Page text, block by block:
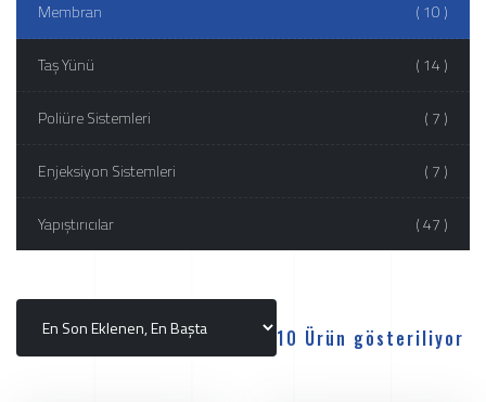
Membran ( 10 )
Taş Yünü ( 14 )
Poliüre Sistemleri ( 7 )
Enjeksiyon Sistemleri ( 7 )
Yapıştırıcılar ( 47 )
10 Ürün gösteriliyor